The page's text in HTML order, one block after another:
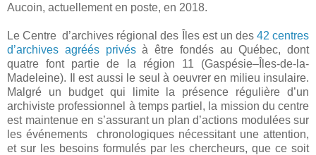
Aucoin, actuellement en poste, en 2018.
Le Centre d’archives régional des Îles est un des 42 centres
d’archives agréés privésà être fondés au Québec, dont
quatre font partie de la région 11 (Gaspésie–Îles-de-la-
Madeleine). Il est aussi le seul à oeuvrer en milieu insulaire.
Malgré un budget qui limite la présence régulière d’un
archiviste professionnel à temps partiel, la mission du centre
est maintenue en s’assurant un plan d’actions modulées sur
les événements chronologiques nécessitant une attention,
et sur les besoins formulés par les chercheurs, que ce soit